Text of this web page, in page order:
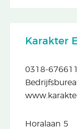
Karakter
0318-676611
Horalaan 5